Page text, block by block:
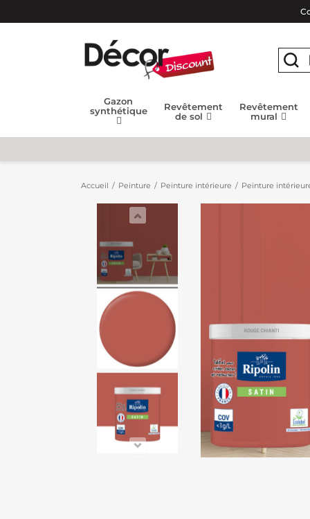
Gazon
synthétique
Revêtement
de sol
Revêtement
mural
Accueil Peinture Peinture intérieure Peinture